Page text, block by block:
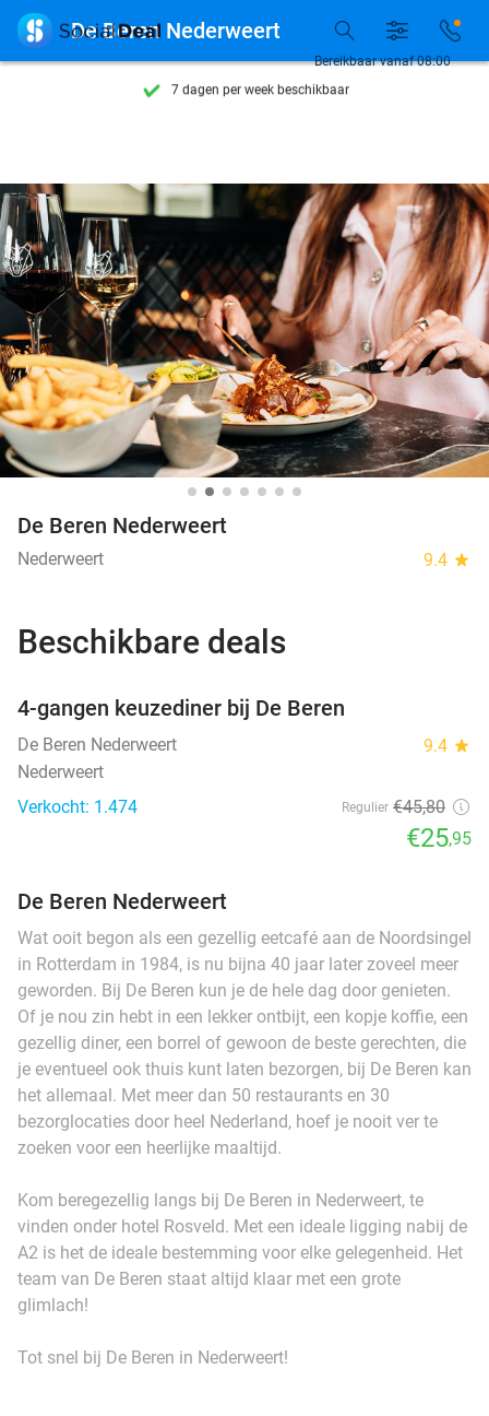
7 dagen per week beschikbaar
10+ miljoen leden
7 dagen per week beschikbaar
10+ miljoen leden
Bereikbaar vanaf 08:00
 De Beren Nederweert
De Beren Nederweert
Nederweert 9.4 star
Beschikbare deals
4-gangen keuzediner bij De Beren
De Beren Nederweert 9.4 star
Nederweert
Verkocht: 1.474
Regulier €45,80
€25,95
De Beren Nederweert
Wat ooit begon als een gezellig eetcafé aan de Noordsingel
in Rotterdam in 1984, is nu bijna 40 jaar later zoveel meer
geworden. Bij De Beren kun je de hele dag door genieten.
Of je nou zin hebt in een lekker ontbijt, een kopje koffie, een
gezellig diner, een borrel of gewoon de beste gerechten, die
je eventueel ook thuis kunt laten bezorgen, bij De Beren kan
het allemaal. Met meer dan 50 restaurants en 30
bezorglocaties door heel Nederland, hoef je nooit ver te
zoeken voor een heerlijke maaltijd.
Kom beregezellig langs bij De Beren in Nederweert, te
vinden onder hotel Rosveld. Met een ideale ligging nabij de
A2 is het de ideale bestemming voor elke gelegenheid. Het
team van De Beren staat altijd klaar met een grote
glimlach!
Tot snel bij De Beren in Nederweert!